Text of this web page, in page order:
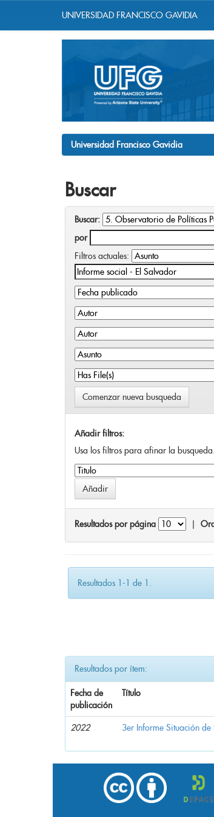
UNIVERSIDAD FRANCISCO GAVIDIA
Universidad Francisco Gavidia
Buscar
Buscar:
por
Filtros actuales:
Comenzar nueva busqueda
Añadir filtros:
Usa los filtros para afinar la busqueda.
Resultados por página
Resultados 1-1 de 1.
Resultados por ítem:
Fecha de
publicación
Título
2022 3er Informe Situación